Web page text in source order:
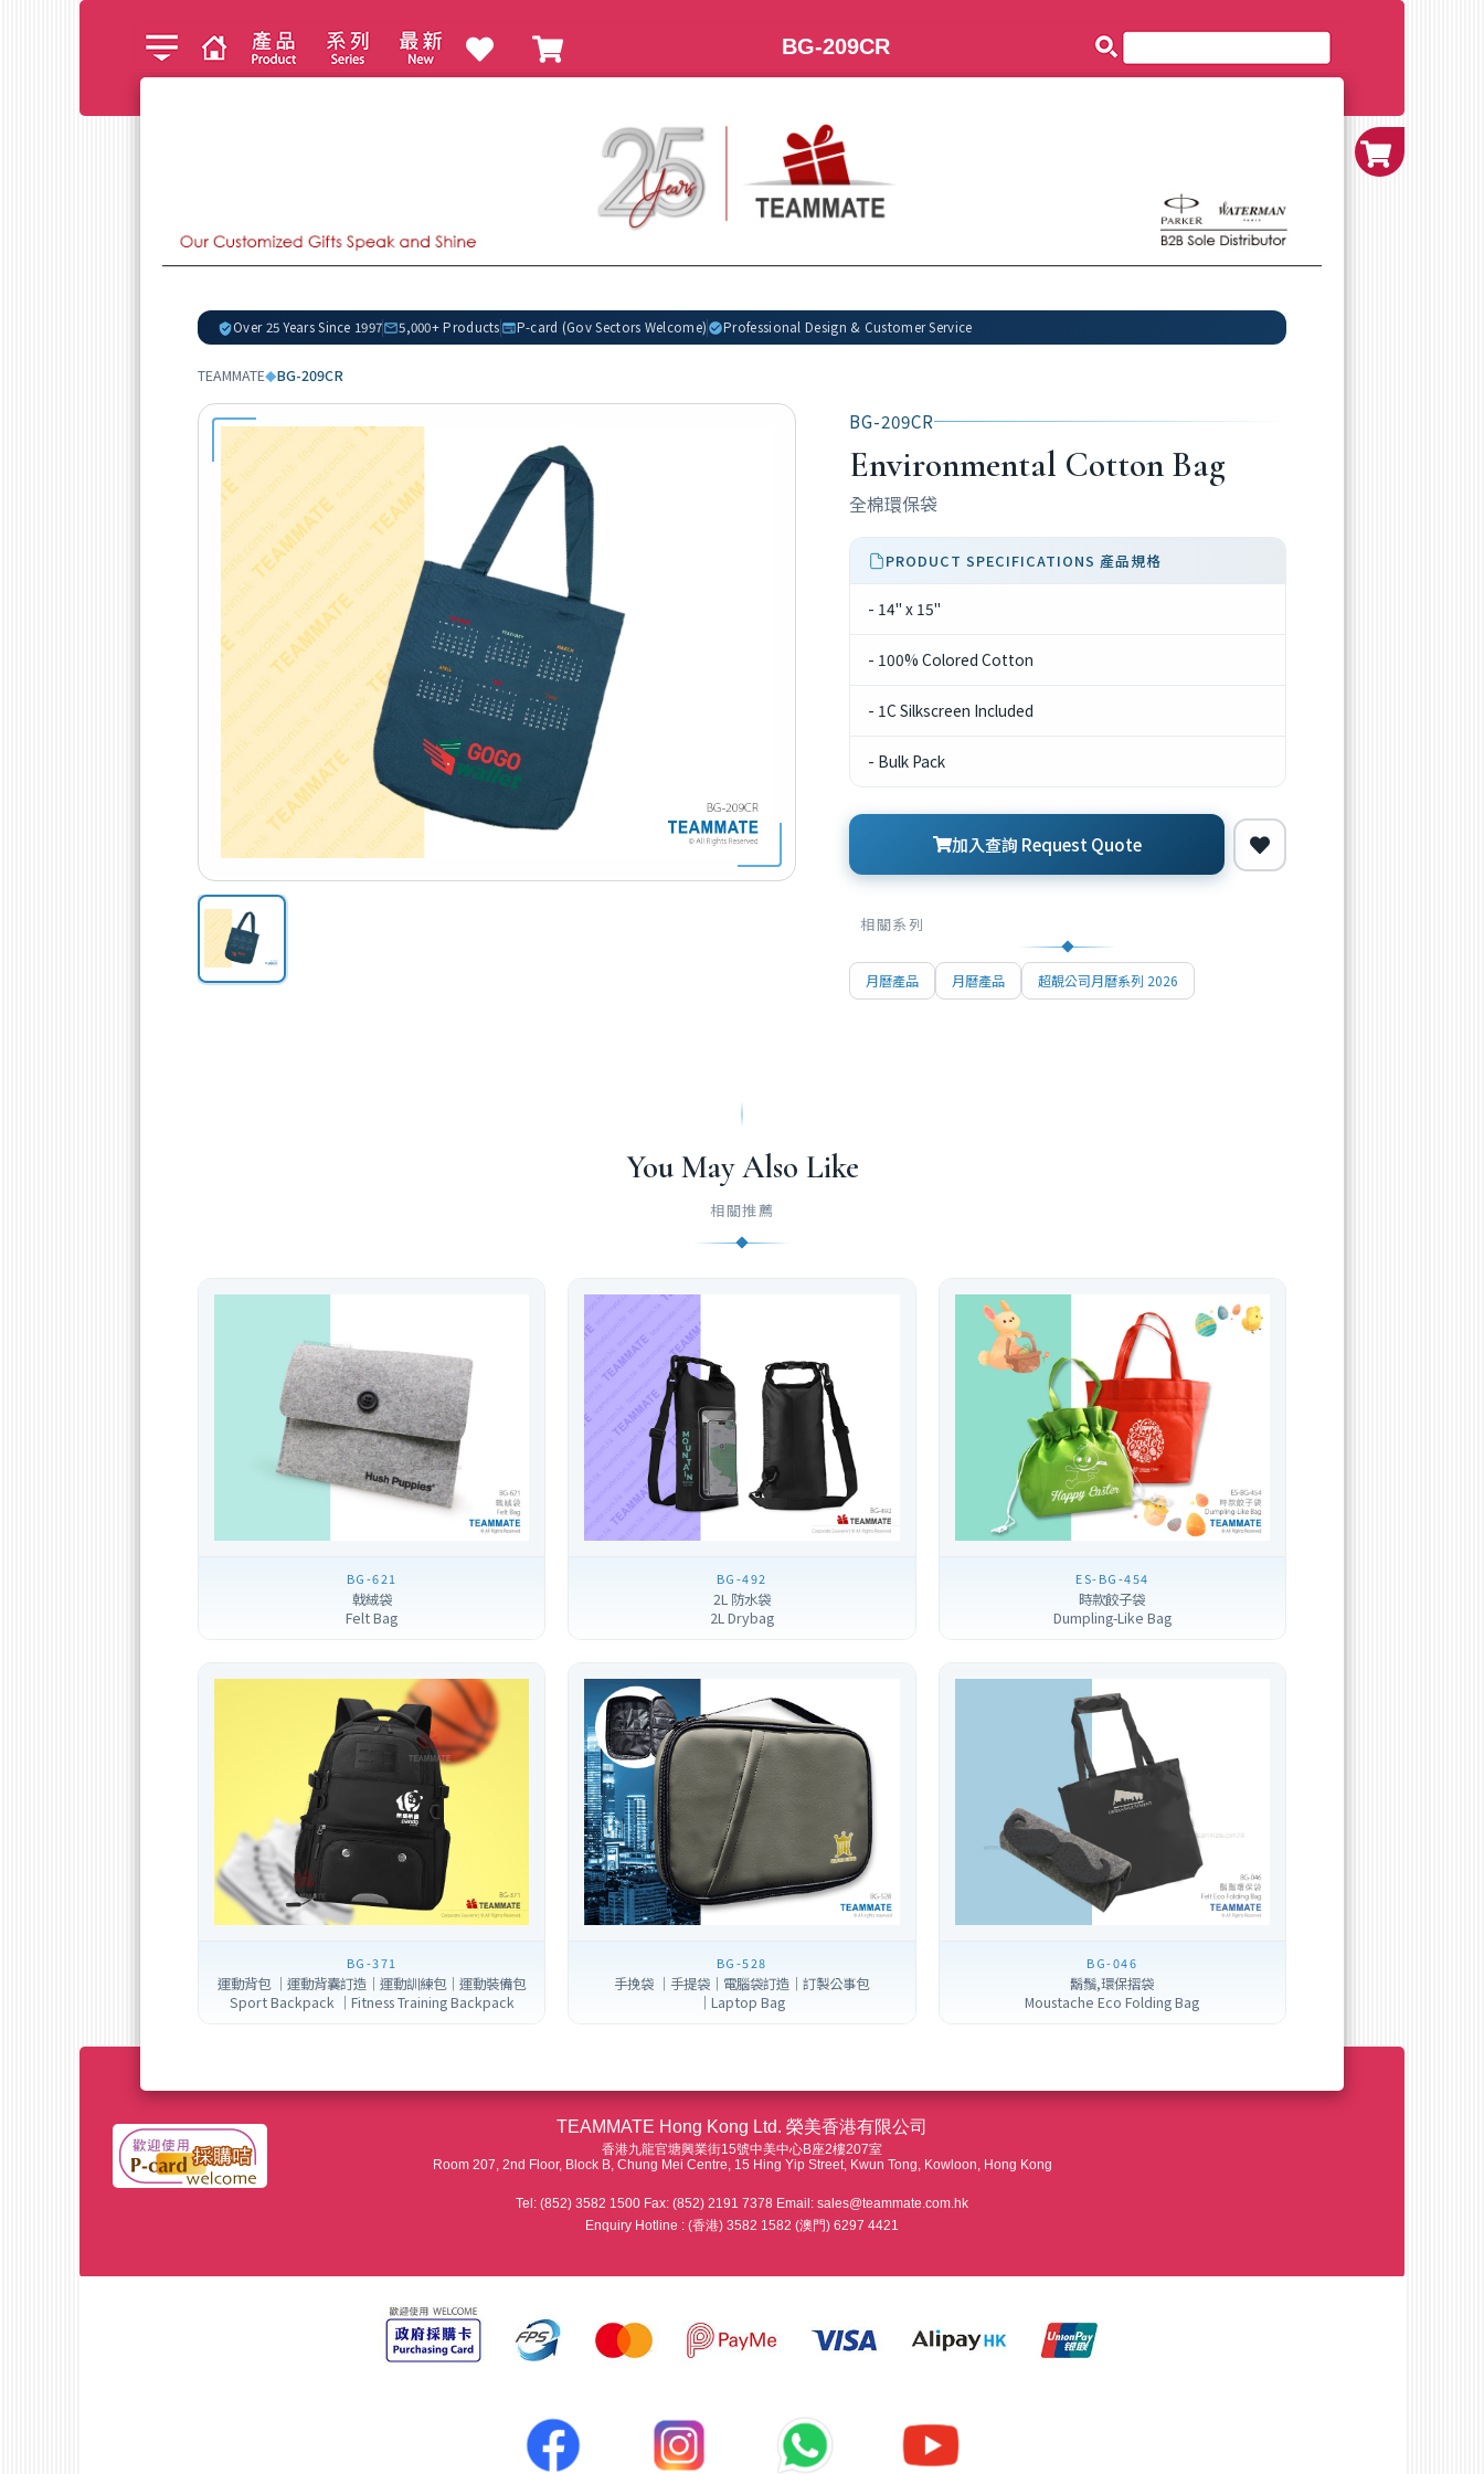
BG-209CR
Over 25 Years Since 1997 5,000+ Products P-card (Gov Sectors Welcome) Professional Design & Customer Service
TEAMMATE◆BG-209CR
BG-209CR
Environmental Cotton Bag
全棉環保袋
PRODUCT SPECIFICATIONS 產品規格
- 14" x 15"
- 100% Colored Cotton
- 1C Silkscreen Included
- Bulk Pack
加入查詢 Request Quote
相關系列
月曆產品 月曆產品 超靚公司月曆系列 2026
You May Also Like
相關推薦
BG-621
戟絨袋
Felt Bag
BG-492
2L 防水袋
2L Drybag
ES-BG-454
時款餃子袋
Dumpling-Like Bag
BG-371
運動背包 ｜運動背囊訂造｜運動訓練包｜運動裝備包
Sport Backpack ｜Fitness Training Backpack
BG-528
手挽袋 ｜手提袋｜電腦袋訂造｜訂製公事包
｜Laptop Bag
BG-046
鬍鬚,環保摺袋
Moustache Eco Folding Bag
TEAMMATE Hong Kong Ltd. 榮美香港有限公司
香港九龍官塘興業街15號中美中心B座2樓207室
Room 207, 2nd Floor, Block B, Chung Mei Centre, 15 Hing Yip Street, Kwun Tong, Kowloon, Hong Kong
Tel: (852) 3582 1500 Fax: (852) 2191 7378 Email: sales@teammate.com.hk
Enquiry Hotline : (香港) 3582 1582 (澳門) 6297 4421